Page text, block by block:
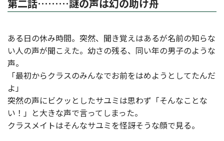
第二話………謎の声は幻の助け舟
ある日の休み時間。突然、聞き覚えはあるが名前の知らな
い人の声が聞こえた。幼さの残る、同い年の男子のような
声。
「最初からクラスのみんなでお前をはめようとしてたんだ
よ」
突然の声にビクッとしたサユミは思わず「そんなことな
い！」と大きな声で言ってしまった。
クラスメイトはそんなサユミを怪訝そうな顔で見る。